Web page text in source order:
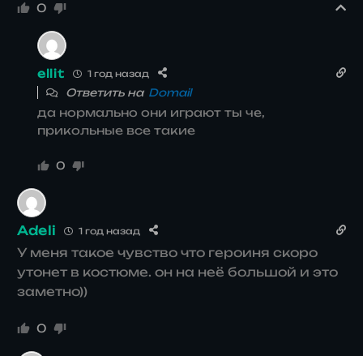
0
ellit 1 год назад
Ответить на Domail
да нормально они играют ты че,
прикольные все такие
0
Adeli 1 год назад
У меня такое чувство что героиня скоро
утонет в костюме. он на неё большой и это
заметно))
0